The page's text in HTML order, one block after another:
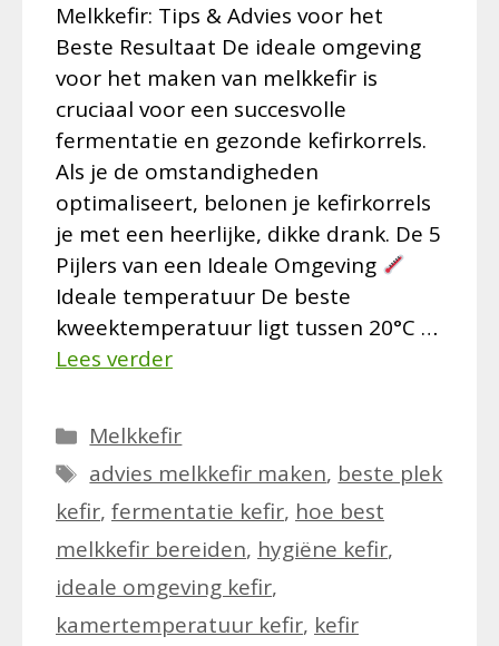
Melkkefir: Tips & Advies voor het
Beste Resultaat De ideale omgeving
voor het maken van melkkefir is
cruciaal voor een succesvolle
fermentatie en gezonde kefirkorrels.
Als je de omstandigheden
optimaliseert, belonen je kefirkorrels
je met een heerlijke, dikke drank. De 5
Pijlers van een Ideale Omgeving
Ideale temperatuur De beste
kweektemperatuur ligt tussen 20°C …
Lees verder
Categorieën
Melkkefir
Tags
advies melkkefir maken, beste plek
kefir, fermentatie kefir, hoe best
melkkefir bereiden, hygiëne kefir,
ideale omgeving kefir,
kamertemperatuur kefir, kefir